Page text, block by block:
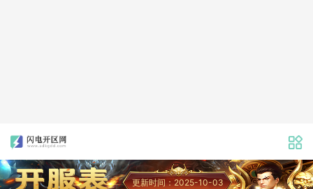
更新时间：2025-10-03